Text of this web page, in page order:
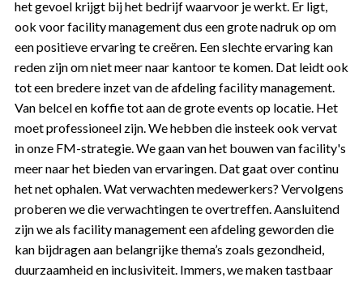
het gevoel krijgt bij het bedrijf waarvoor je werkt. Er ligt,
ook voor facility management dus een grote nadruk op om
een positieve ervaring te creëren. Een slechte ervaring kan
reden zijn om niet meer naar kantoor te komen. Dat leidt ook
tot een bredere inzet van de afdeling facility management.
Van belcel en koffie tot aan de grote events op locatie. Het
moet professioneel zijn. We hebben die insteek ook vervat
in onze FM-strategie. We gaan van het bouwen van facility's
meer naar het bieden van ervaringen. Dat gaat over continu
het net ophalen. Wat verwachten medewerkers? Vervolgens
proberen we die verwachtingen te overtreffen. Aansluitend
zijn we als facility management een afdeling geworden die
kan bijdragen aan belangrijke thema’s zoals gezondheid,
duurzaamheid en inclusiviteit. Immers, we maken tastbaar